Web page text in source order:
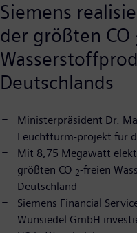
Siemens
der größten CO
Deutschlands
Ministerpräsident Dr.
Leuchtturm-projekt für
Mit 8,75 Megawatt
größten CO 2-freien
Deutschland
Siemens Financial
Wunsiedel GmbH